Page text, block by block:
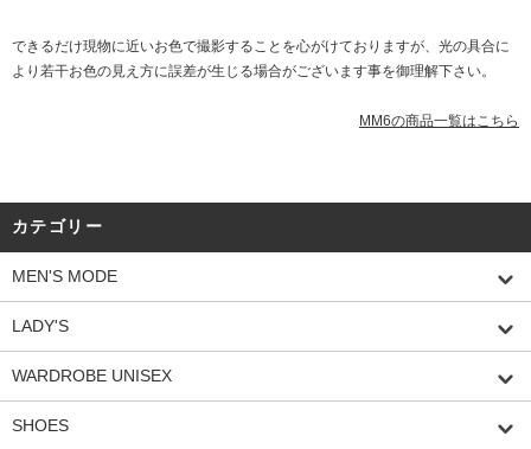
できるだけ現物に近いお色で撮影することを心がけておりますが、光の具合に
より若干お色の見え方に誤差が生じる場合がございます事を御理解下さい。
MM6の商品一覧はこちら
カテゴリー
MEN'S MODE
LADY'S
WARDROBE UNISEX
SHOES